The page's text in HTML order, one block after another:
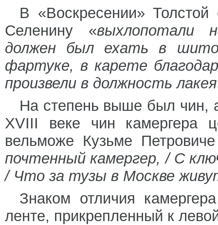
В «Воскресении»
Селенину «выхлопотали
должен был ехать в
фартуке, в карете
произвели в должность лакея
На степень выше был чин,
XVIII веке чин камергера
вельможе Кузьме
почтенный камергер, / С
/ Что за тузы в Москве
Знаком отличия
ленте, прикрепленный к